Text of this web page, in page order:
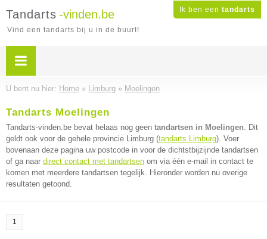
Ik ben een tandarts
Tandarts -vinden.be
Vind een tandarts bij u in de buurt!
U bent nu hier: Home » Limburg » Moelingen
Tandarts Moelingen
Tandarts-vinden.be bevat helaas nog geen tandartsen in Moelingen. Dit
geldt ook voor de gehele provincie Limburg (tandarts Limburg). Voer
bovenaan deze pagina uw postcode in voor de dichtstbijzijnde tandartsen
of ga naar direct contact met tandartsen om via één e-mail in contact te
komen met meerdere tandartsen tegelijk. Hieronder worden nu overige
resultaten getoond.
1